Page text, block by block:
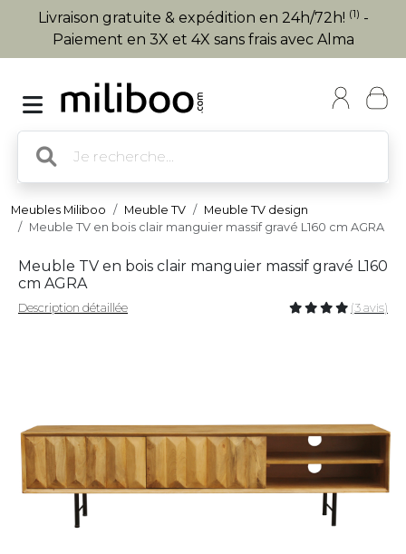
Livraison gratuite & expédition en 24h/72h! (1) -
Paiement en 3X et 4X sans frais avec Alma
Meubles Miliboo Meuble TV
Meuble TV design
Meuble TV en bois clair manguier massif gravé L160 cm AGRA
Meuble TV en bois clair manguier massif gravé L160
cm AGRA
Description détaillée (3 avis)